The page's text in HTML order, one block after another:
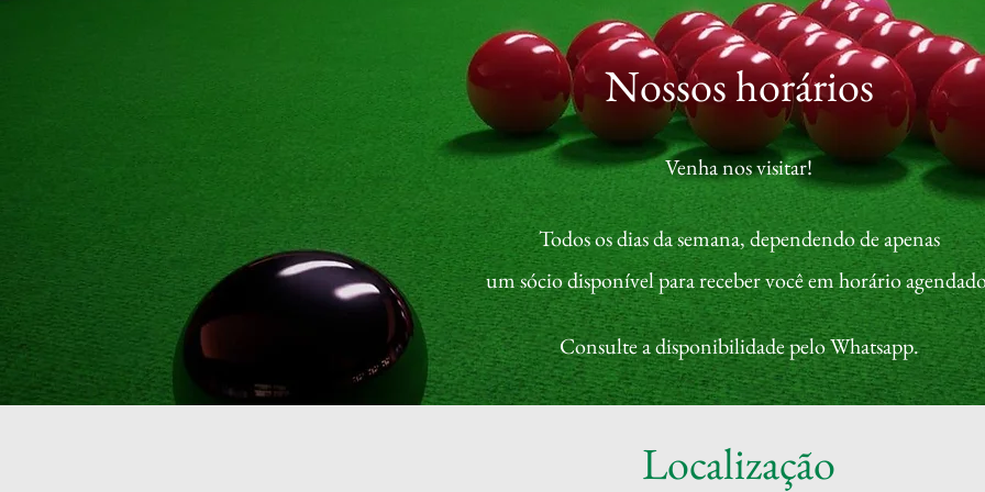
Localização
Nossos horários
Venha nos visitar!
Todos os dias da semana, dependendo de apenas
um sócio disponível para receber você em horário
Consulte a disponibilidade pelo Whatsapp.